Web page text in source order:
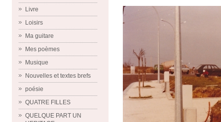
Livre
Loisirs
Ma guitare
Mes poèmes
Musique
Nouvelles et textes brefs
poésie
QUATRE FILLES
QUELQUE PART UN